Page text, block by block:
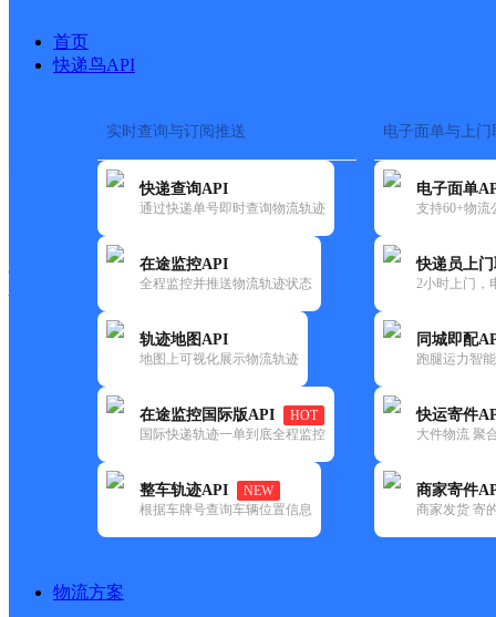
首页
快递鸟API
实时查询与订阅推送
快递查询API
通过快递单号即时查询物流轨迹
在途监控API
全程监控并推送物流轨迹状态
轨迹地图API
地图上可视化展示物流轨迹
在途监控国际版API
HOT
国际快递轨迹一单到底全程监控
整车轨迹API
NEW
根据车牌号查询车辆位置信息
电子面单与上门
电子面单
支持60+物流
快递员上
2小时上门，
同城即配
跑腿运力智
快运寄件
大件物流 聚
商家寄件
商家发货 寄
物流方案
快运大全 快递时效
顺丰
敦煌市沙洲镇迎宾花园营业点
更新时间：2021-11-26 00:00:00
所属快递：顺丰速运
所属区域：甘肃省-酒泉市-敦煌市